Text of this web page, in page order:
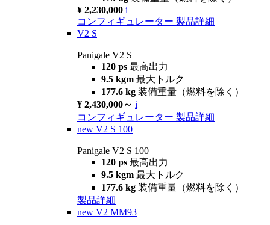
¥ 2,230,000 i
コンフィギュレーター 製品詳細
V2 S
Panigale V2 S
120 ps 最高出力
9.5 kgm 最大トルク
177.6 kg 装備重量（燃料を除く）
¥ 2,430,000～ i
コンフィギュレーター 製品詳細
new V2 S 100
Panigale V2 S 100
120 ps 最高出力
9.5 kgm 最大トルク
177.6 kg 装備重量（燃料を除く）
製品詳細
new V2 MM93